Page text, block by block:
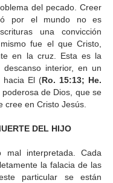
del pecado. Creer
por el mundo no es
una convicción
fue el que Cristo,
en la cruz. Esta es la
interior, en un
hacia El (Ro. 15:13; He.
de Dios, que se
cree en Cristo Jesús.
DEL HIJO
interpretada. Cada
la falacia de las
particular se están